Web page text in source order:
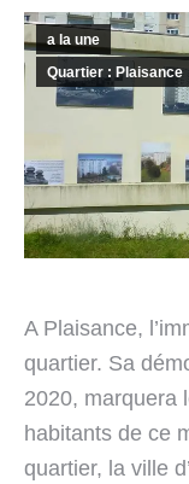
a la une
Quartier : Plaisance
A Plaisance,
quartier. Sa
2020, marquera
habitants de ce
quartier, la ville